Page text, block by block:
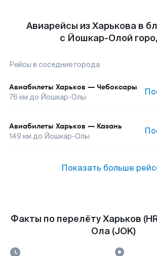
Авиарейсы из Харькова в
с Йошкар-Олой
Рейсы в соседние города
Авиабилеты Харьков — Чебоксары
76 км до Йошкар-Олы
Авиабилеты Харьков — Казань
149 км до Йошкар-Олы
Показать больше
Факты по перелёту Харьков
Ола (JOK)